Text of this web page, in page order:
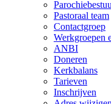
Pastoraal team
Contactgroep
Werkgroepen
ANBI
Doneren
Kerkbalans
Tarieven
Inschrijven